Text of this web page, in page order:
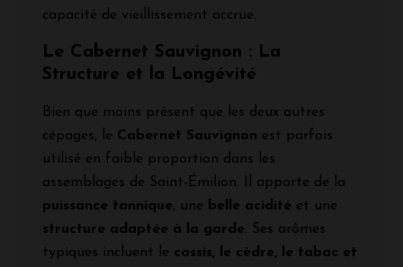
capacité de vieillissement accrue.
Le Cabernet Sauvignon : La
Structure et la Longévité
Bien que moins présent que les deux autres
cépages, le Cabernet Sauvignon est parfois
utilisé en faible proportion dans les
assemblages de Saint-Émilion. Il apporte de la
puissance tannique, une belle acidité et une
structure adaptée à la garde. Ses arômes
typiques incluent le cassis, le cèdre, le tabac et